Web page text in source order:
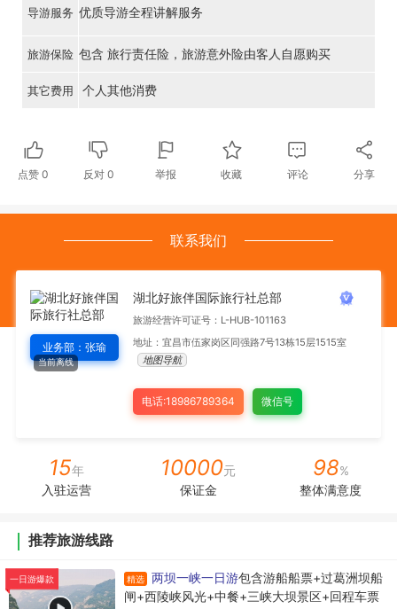
导游服务 优质导游全程讲解服务
旅游保险 包含 旅行责任险，旅游意外险由客人自愿购买
其它费用 个人其他消费
点赞 0 反对0 举报 收藏 评论 分享
联系我们
当前离线
业务部：张瑜
湖北好旅伴国际旅行社总部
旅游经营许可证号：L-HUB-101163
地址：宜昌市伍家岗区同强路7号13栋15层1515室
地图导航
电话:18986789364 微信号
15年
入驻运营
10000元
保证金
98%
整体满意度
推荐旅游线路
一日游爆款 精选 两坝一峡一日游包含游船船票+过葛洲坝船
闸+西陵峡风光+中餐+三峡大坝景区+回程车票